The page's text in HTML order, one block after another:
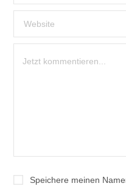
Speichere meinen